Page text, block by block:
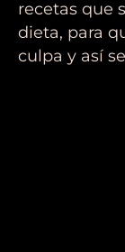
recetas que
dieta, para
culpa y así